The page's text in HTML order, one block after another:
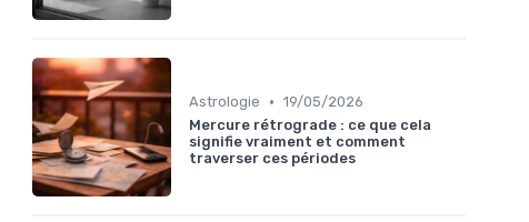
Astrologie • 19/05/2026
Mercure rétrograde : ce que cela
signifie vraiment et comment
traverser ces périodes